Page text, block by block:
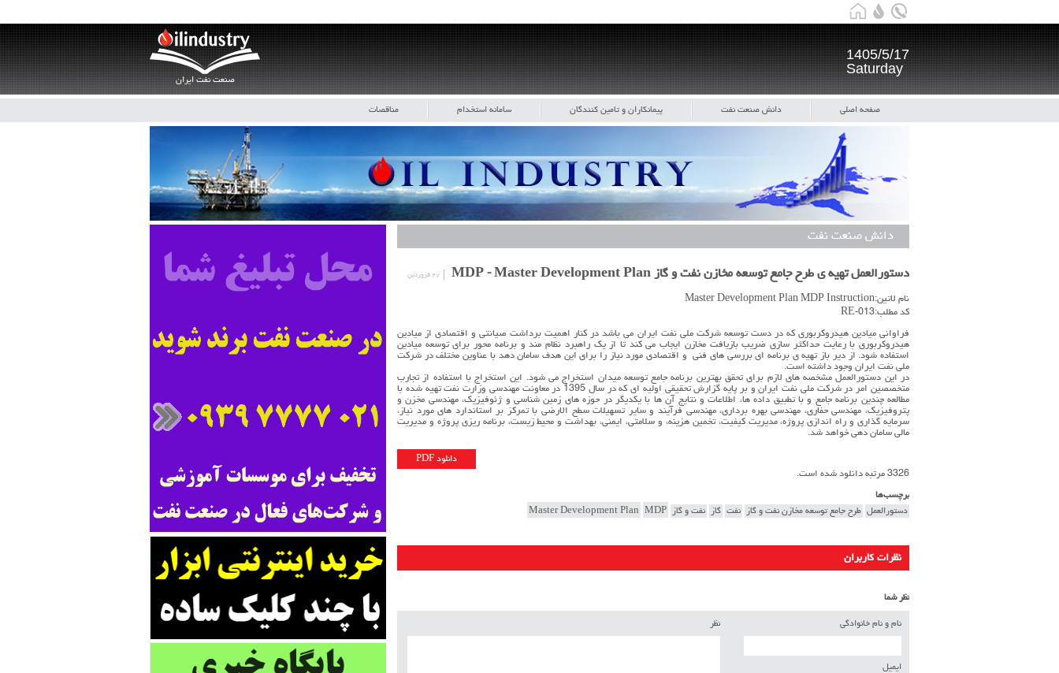
صنعت نفت ایران
1405/5/17
Saturday
صفحه اصلی دانش صنعت نفت پیمانکاران و تامین کنندگان سامانه استخدام مناقصات
دانش صنعت نفت
دستورالعمل تهیه ی طرح جامع توسعه مخازن نفت و گاز MDP - Master Development Plan ۲۷ فروردین
نام لاتین:Master Development Plan MDP Instruction
کد مطلب:RE-013
فراوانی میادین هیدروکربوری که در دست توسعه شرکت ملی نفت ایران می باشد در کنار اهمیت برداشت صیانتی و اقتصادی از میادین
هیدروکربوری با رعایت حداکثر سازی ضریب بازیافت مخازن ایجاب می کند تا از یک راهبرد نظام مند و برنامه محور برای توسعه میادین
استفاده شود. از دیر باز تهیه ی برنامه ای بررسی های فنی و اقتصادی مورد نیاز را برای این هدف سامان دهد با عناوین مختلف در شرکت
ملی نفت ایران وجود داشته است.
در این دستورالعمل مشخصه های لازم برای تحقق بهترین برنامه جامع توسعه میدان استخراج می شود. این استخراج با استفاده از تجارب
متخصصین امر در شرکت ملی نفت ایران و بر پایه گزارش تحقیقی اولیه ای که در سال 1395 در معاونت مهندسی وزارت نفت تهیه شده با
مطالعه چندین برنامه جامع و با تطبیق داده ها، اطلاعات و نتایج آن ها با یکدیگر در حوزه های زمین شناسی و ژئوفیزیک، مهندسی مخزن و
پتروفیزیک، مهندسی حفاری، مهندسی بهره برداری، مهندسی فرآیند و سایر تسهیلات سطح الارضی با تمرکز بر استاندارد های مورد نیاز،
سرمایه گذاری و راه اندازی پروژه، مدیریت کیفیت، تخمین هزینه، و سلامتی، ایمنی، بهداشت و محیط زیست، برنامه ریزی پروژه و مدیریت
مالی سامان دهی خواهد شد.
دانلود PDF
3326 مرتبه دانلود شده است.
برچسب‌ها
دستورالعمل طرح جامع توسعه مخازن نفت و گاز نفت گاز نفت و گاز MDP
Master Development Plan
نظرات کاربران
نظر شما
نام و نام خانوادگی
ایمیل
نظر